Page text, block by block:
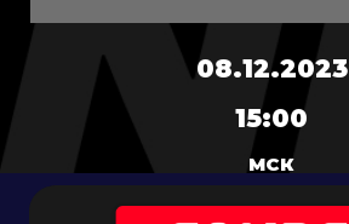
08.12.2023
15:00
МСК